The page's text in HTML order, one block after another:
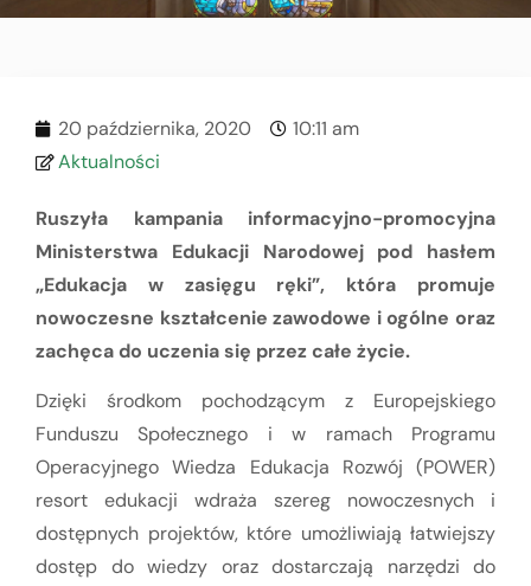
20 października, 2020
10:11 am
Aktualności
Ruszyła kampania informacyjno-promocyjna
Ministerstwa Edukacji Narodowej pod hasłem
„Edukacja w zasięgu ręki”, która promuje
nowoczesne kształcenie zawodowe i ogólne oraz
zachęca do uczenia się przez całe życie.
Dzięki środkom pochodzącym z Europejskiego
Funduszu Społecznego i w ramach Programu
Operacyjnego Wiedza Edukacja Rozwój (POWER)
resort edukacji wdraża szereg nowoczesnych i
dostępnych projektów, które umożliwiają łatwiejszy
dostęp do wiedzy oraz dostarczają narzędzi do